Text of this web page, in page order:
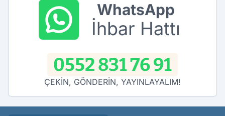
WhatsApp
İhbar Hattı
0552 831 76 91
ÇEKİN, GÖNDERİN, YAYINLAYALIM!